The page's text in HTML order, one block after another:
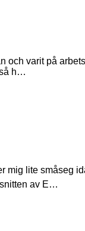
och varit på
h…
mig lite småseg
av E…